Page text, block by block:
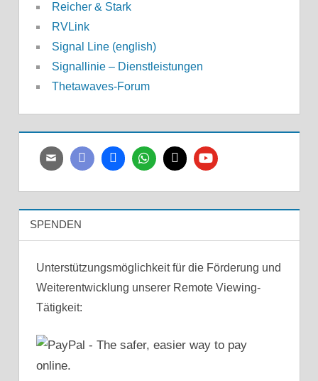
Reicher & Stark
RVLink
Signal Line (english)
Signallinie – Dienstleistungen
Thetawaves-Forum
SPENDEN
Unterstützungsmöglichkeit für die Förderung und
Weiterentwicklung unserer Remote Viewing-
Tätigkeit: